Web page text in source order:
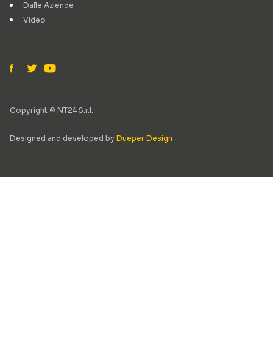
Dalle Aziende
Video
Copyright © NT24 S.r.l.
Designed and developed by Dueper Design